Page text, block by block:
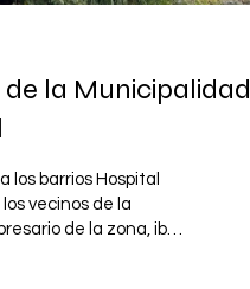
la Municipalidad
los barrios Hospital
vecinos de la
de la zona, iba